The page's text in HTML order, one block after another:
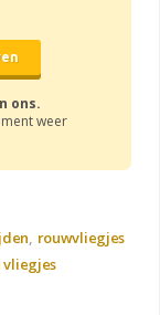
ons.
weer
rouwvliegjes
vliegjes